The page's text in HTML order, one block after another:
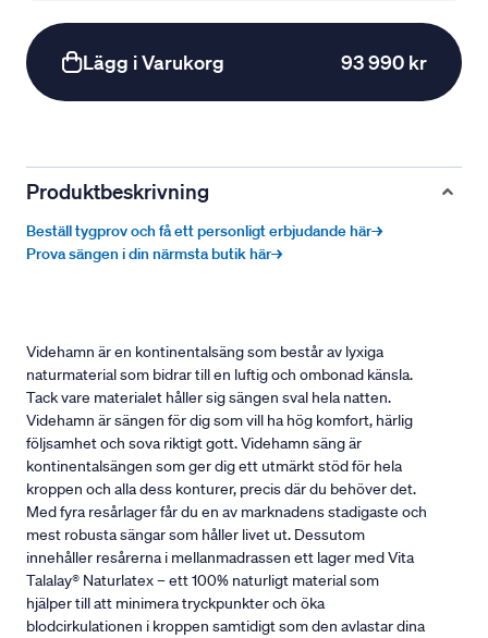
Lägg i Varukorg 93 990 kr
Produktbeskrivning
Beställ tygprov och få ett personligt erbjudande här→
Prova sängen i din närmsta butik här→
Videhamn är en kontinentalsäng som består av lyxiga
naturmaterial som bidrar till en luftig och ombonad känsla.
Tack vare materialet håller sig sängen sval hela natten.
Videhamn är sängen för dig som vill ha hög komfort, härlig
följsamhet och sova riktigt gott. Videhamn säng är
kontinentalsängen som ger dig ett utmärkt stöd för hela
kroppen och alla dess konturer, precis där du behöver det.
Med fyra resårlager får du en av marknadens stadigaste och
mest robusta sängar som håller livet ut. Dessutom
innehåller resårerna i mellanmadrassen ett lager med Vita
Talalay® Naturlatex – ett 100% naturligt material som
hjälper till att minimera tryckpunkter och öka
blodcirkulationen i kroppen samtidigt som den avlastar dina